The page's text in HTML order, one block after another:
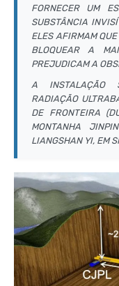
FORNECER UM
SUBSTÂNCIA
ELES AFIRMAM
BLOQUEAR A
PREJUDICAM A
A INSTALAÇÃO
RADIAÇÃO
DE FRONTEIRA
MONTANHA
LIANGSHAN YI, EM